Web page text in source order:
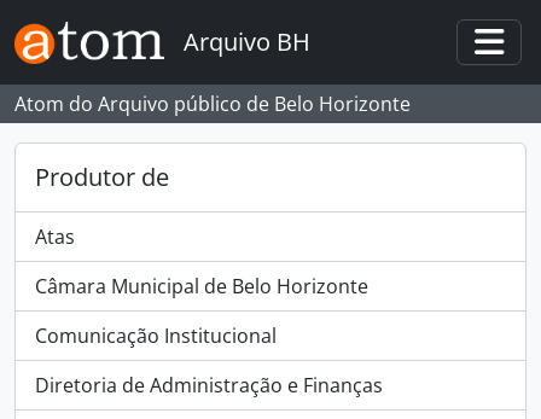
Skip to main content
Arquivo BH
Atom do Arquivo público de Belo Horizonte
Produtor de
Atas
Câmara Municipal de Belo Horizonte
Comunicação Institucional
Diretoria de Administração e Finanças